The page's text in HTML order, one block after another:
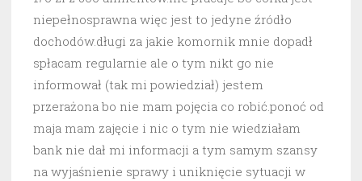
niepełnosprawna więc jest to jedyne źródło
dochodów.długi za jakie komornik mnie dopadł
spłacam regularnie ale o tym nikt go nie
informował (tak mi powiedział) jestem
przerażona bo nie mam pojęcia co robić.ponoć od
maja mam zajęcie i nic o tym nie wiedziałam
bank nie dał mi informacji a tym samym szansy
na wyjaśnienie sprawy i uniknięcie sytuacji w